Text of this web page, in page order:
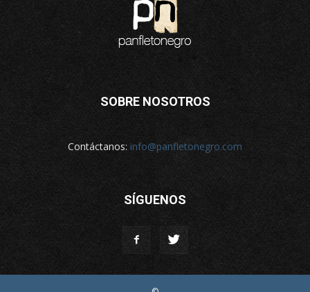
SOBRE NOSOTROS
Contáctanos: info@panfletonegro.com
SÍGUENOS